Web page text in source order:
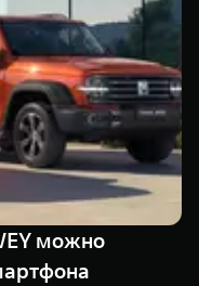
TANK 700
Сила
можно